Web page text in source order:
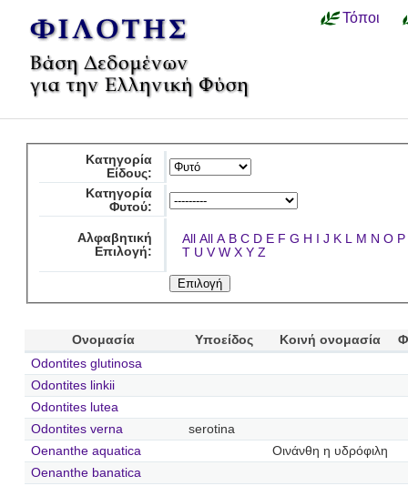
Τόποι
Κατηγορία
Είδους:
Κατηγορία
Φυτού:
Αλφαβητική
Επιλογή:
All All A B C D E F G H I J K L M N O P
T U V W X Y Z
Ονομασία Υποείδος Κοινή ονομασία
Odontites glutinosa
Odontites linkii
Odontites lutea
Odontites verna
serotina
Oenanthe aquatica
Οινάνθη η υδρόφιλη
Oenanthe banatica